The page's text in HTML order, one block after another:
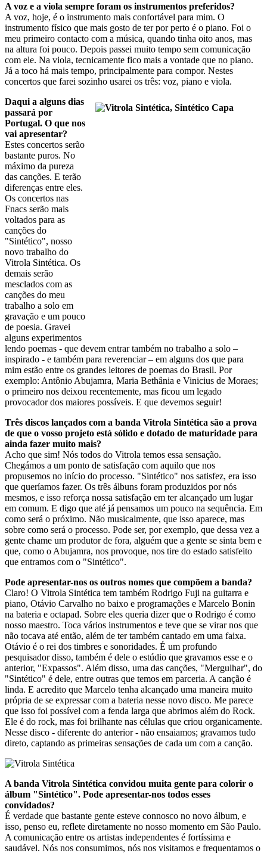
A voz e a viola sempre foram os instrumentos preferidos?
A voz, hoje, é o instrumento mais confortável para mim. O
instrumento físico que mais gosto de ter por perto é o piano. Foi o
meu primeiro contacto com a música, quando tinha oito anos, mas
na altura foi pouco. Depois passei muito tempo sem comunicação
com ele. Na viola, tecnicamente fico mais a vontade que no piano.
Já a toco há mais tempo, principalmente para compor. Nestes
concertos que farei sozinho usarei os três: voz, piano e viola.
Daqui a alguns dias
passará por
Portugal. O que nos
vai apresentar?
Estes concertos serão
bastante puros. No
máximo da pureza
das canções. E terão
diferenças entre eles.
Os concertos nas
Fnacs serão mais
voltados para as
canções do
"Sintético", nosso
novo trabalho do
Vitrola Sintética. Os
demais serão
mesclados com as
canções do meu
trabalho a solo em
gravação e um pouco
de poesia. Gravei
alguns experimentos
lendo poemas - que devem entrar também no trabalho a solo –
inspirado - e também para reverenciar – em alguns dos que para
mim estão entre os grandes leitores de poemas do Brasil. Por
exemplo: Antônio Abujamra, Maria Bethânia e Vinicius de Moraes;
o primeiro nos deixou recentemente, mas ficou um legado
provocador dos maiores possíveis. E que devemos seguir!
Três discos lançados com a banda Vitrola Sintética são a prova
de que o vosso projeto está sólido e dotado de maturidade para
ainda fazer muito mais?
Acho que sim! Nós todos do Vitrola temos essa sensação.
Chegámos a um ponto de satisfação com aquilo que nos
propusemos no início do processo. "Sintético" nos satisfez, era isso
que queríamos fazer. Os três álbuns foram produzidos por nós
mesmos, e isso reforça nossa satisfação em ter alcançado um lugar
em comum. E digo que até já pensamos um pouco na sequência. Em
como será o próximo. Não musicalmente, que isso aparece, mas
sobre como será o processo. Pode ser, por exemplo, que dessa vez a
gente chame um produtor de fora, alguém que a gente se sinta bem e
que, como o Abujamra, nos provoque, nos tire do estado satisfeito
que entramos com o "Sintético".
Pode apresentar-nos os outros nomes que compõem a banda?
Claro! O Vitrola Sintética tem também Rodrigo Fuji na guitarra e
piano, Otávio Carvalho no baixo e programações e Marcelo Bonin
na bateria e octapad. Sobre eles queria dizer que o Rodrigo é como
nosso maestro. Toca vários instrumentos e teve que se virar nos que
não tocava até então, além de ter também cantado em uma faixa.
Otávio é o rei dos timbres e sonoridades. É um profundo
pesquisador disso, também é dele o estúdio que gravamos esse e o
anterior, "Expassos". Além disso, uma das canções, "Mergulhar", do
"Sintético" é dele, entre outras que temos em parceria. A canção é
linda. E acredito que Marcelo tenha alcançado uma maneira muito
própria de se expressar com a bateria nesse novo disco. Me parece
que isso foi possível com a fenda larga que abrimos além do Rock.
Ele é do rock, mas foi brilhante nas células que criou organicamente.
Nesse disco - diferente do anterior - não ensaiamos; gravamos tudo
direto, captando as primeiras sensações de cada um com a canção.
A banda Vitrola Sintética convidou muita gente para colorir o
álbum "Sintético". Pode apresentar-nos todos esses
convidados?
É verdade que bastante gente esteve connosco no novo álbum, e
isso, penso eu, reflete diretamente no nosso momento em São Paulo.
A comunicação entre os artistas independentes é fortíssima e
saudável. Nós nos consumimos, nós nos visitamos e frequentamos o